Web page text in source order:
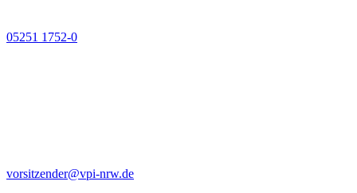
05251 1752-0
vorsitzender@vpi-nrw.de